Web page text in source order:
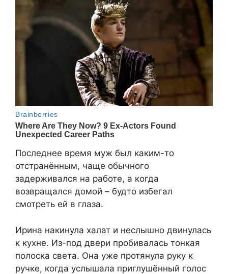
Последнее время муж был каким-то
отстранённым, чаще обычного
задерживался на работе, а когда
возвращался домой – будто избегал
смотреть ей в глаза.
Ирина накинула халат и неслышно двинулась
к кухне. Из-под двери пробивалась тонкая
полоска света. Она уже протянула руку к
ручке, когда услышала приглушённый голос